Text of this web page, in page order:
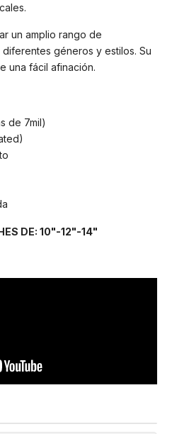
un amplio rango de
géneros y estilos. Su
una fácil afinación.
de 7mil)
DE: 10"-12"-14"